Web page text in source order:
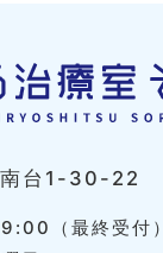
南台1-30-22
（最終受付）